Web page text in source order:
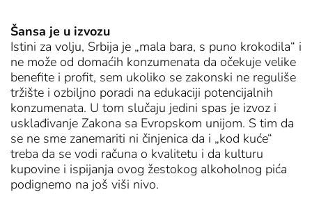
Šansa je u izvozu
Istini za volju, Srbija je „mala bara, s puno krokodila“ i
ne može od domaćih konzumenata da očekuje velike
benefite i profit, sem ukoliko se zakonski ne reguliše
tržište i ozbiljno poradi na edukaciji potencijalnih
konzumenata. U tom slučaju jedini spas je izvoz i
usklađivanje Zakona sa Evropskom unijom. S tim da
se ne sme zanemariti ni činjenica da i „kod kuće“
treba da se vodi računa o kvalitetu i da kulturu
kupovine i ispijanja ovog žestokog alkoholnog pića
podignemo na još viši nivo.